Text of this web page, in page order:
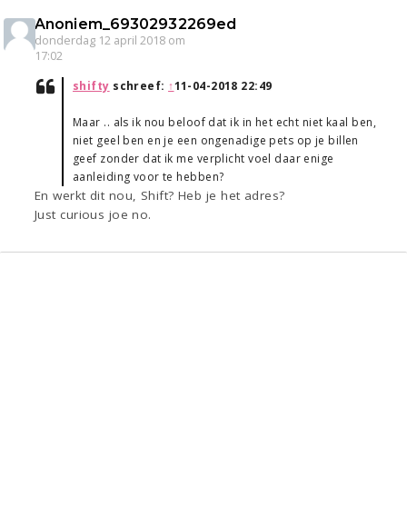
Anoniem_69302932269ed
donderdag 12 april 2018 om
17:02
shifty schreef: ↑11-04-2018 22:49
Maar .. als ik nou beloof dat ik in het echt niet kaal ben,
niet geel ben en je een ongenadige pets op je billen
geef zonder dat ik me verplicht voel daar enige
aanleiding voor te hebben?
En werkt dit nou, Shift? Heb je het adres?
Just curious joe no.